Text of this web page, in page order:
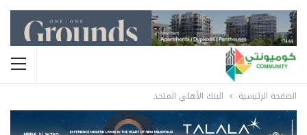
الصفحة الرئيسية البنك الأهلي المتحد